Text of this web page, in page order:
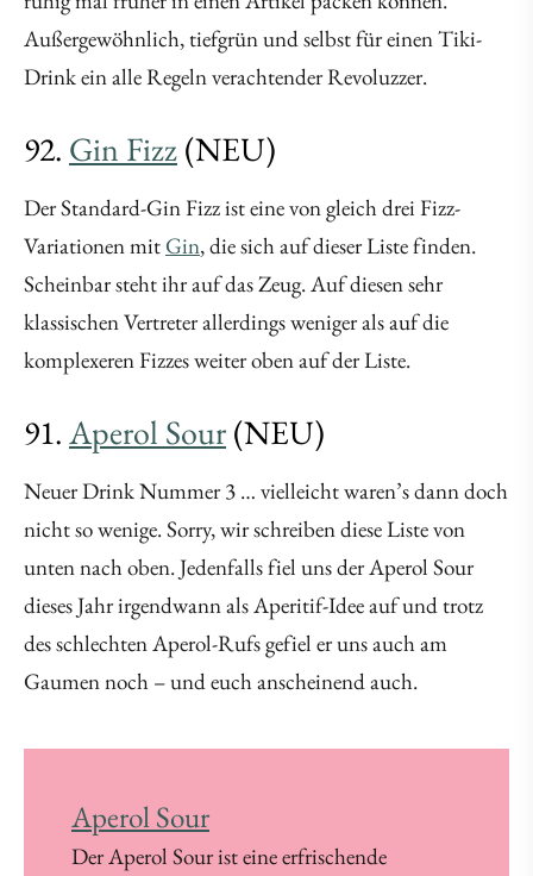
Außergewöhnlich, tiefgrün und selbst für einen Tiki-
Drink ein alle Regeln verachtender Revoluzzer.
92. Gin Fizz(NEU)
Der Standard-Gin Fizz ist eine von gleich drei Fizz-
Variationen mit Gin, die sich auf dieser Liste finden.
Scheinbar steht ihr auf das Zeug. Auf diesen sehr
klassischen Vertreter allerdings weniger als auf die
komplexeren Fizzes weiter oben auf der Liste.
91.Aperol Sour(NEU)
Neuer Drink Nummer 3 … vielleicht waren’s dann doch
nicht so wenige. Sorry, wir schreiben diese Liste von
unten nach oben. Jedenfalls fiel uns der Aperol Sour
dieses Jahr irgendwann als Aperitif-Idee auf und trotz
des schlechten Aperol-Rufs gefiel er uns auch am
Gaumen noch – und euch anscheinend auch.
Aperol Sour
Der Aperol Sour ist eine erfrischende